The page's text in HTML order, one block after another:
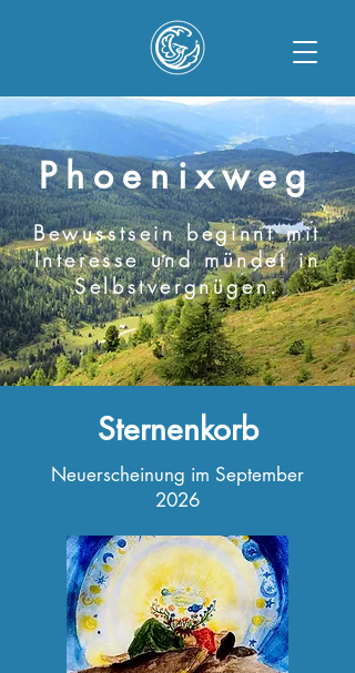
Phoenixweg
Bewusstsein beginnt mit
Interesse und mündet in
Selbstvergnügen.
Sternenkorb
Neuerscheinung im September
2026